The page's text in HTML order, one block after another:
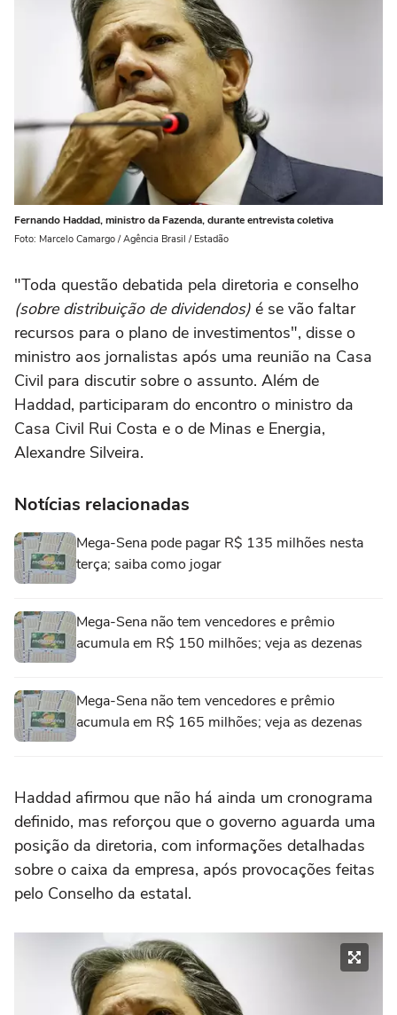
Fernando Haddad, ministro da Fazenda, durante entrevista coletiva
Foto: Marcelo Camargo / Agência Brasil / Estadão
"Toda questão debatida pela diretoria e conselho
(sobre distribuição de dividendos) é se vão faltar
recursos para o plano de investimentos", disse o
ministro aos jornalistas após uma reunião na Casa
Civil para discutir sobre o assunto. Além de
Haddad, participaram do encontro o ministro da
Casa Civil Rui Costa e o de Minas e Energia,
Alexandre Silveira.
Notícias relacionadas
Mega-Sena pode pagar R$ 135 milhões nesta
terça; saiba como jogar
Mega-Sena não tem vencedores e prêmio
acumula em R$ 150 milhões; veja as dezenas
Mega-Sena não tem vencedores e prêmio
acumula em R$ 165 milhões; veja as dezenas
Haddad afirmou que não há ainda um cronograma
definido, mas reforçou que o governo aguarda uma
posição da diretoria, com informações detalhadas
sobre o caixa da empresa, após provocações feitas
pelo Conselho da estatal.